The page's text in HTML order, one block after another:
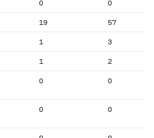
0 0
19 57
1 3
1 2
0 0
0 0